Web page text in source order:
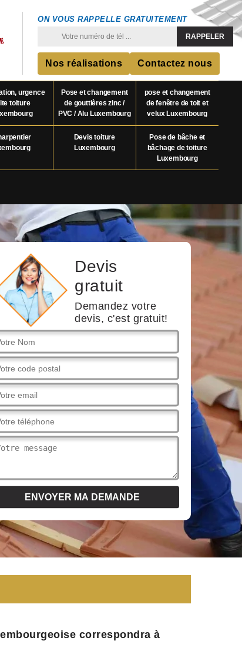
ON VOUS RAPPELLE GRATUITEMENT
Nos réalisations Contactez nous
urgence
toiture
Pose et changement
de gouttières zinc /
PVC / Alu Luxembourg
pose et changement
de fenêtre de toit et
velux Luxembourg
Devis toiture
Luxembourg
Pose de bâche et
bâchage de toiture
Luxembourg
Devis
gratuit
Demandez votre
devis, c'est gratuit!
correspondra à